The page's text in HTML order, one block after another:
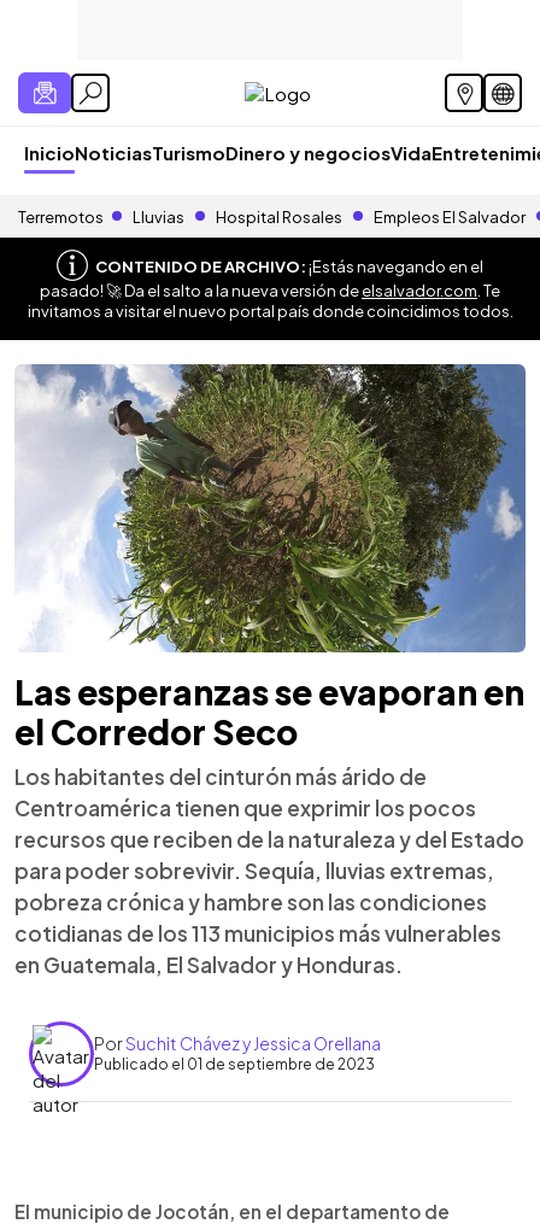
InicioNoticiasTurismoDinero y negociosVida
Terremotos Lluvias Hospital Rosales Empleos El Salvador
CONTENIDO DE ARCHIVO:¡Estás navegando en el
pasado! 🚀 Da el salto a la nueva versión deelsalvador.com . Te
invitamos a visitar el nuevo portal país donde coincidimos todos.
Las esperanzas se evaporan en
el Corredor Seco
Los habitantes del cinturón más árido de
Centroamérica tienen que exprimir los pocos
recursos que reciben de la naturaleza y del Estado
para poder sobrevivir. Sequía, lluvias extremas,
pobreza crónica y hambre son las condiciones
cotidianas de los 113 municipios más vulnerables
en Guatemala, El Salvador y Honduras.
PorSuchit Chávez y Jessica Orellana
Publicado el 01 de septiembre de 2023
► Escuchar artículo
El municipio de Jocotán, en el departamento de